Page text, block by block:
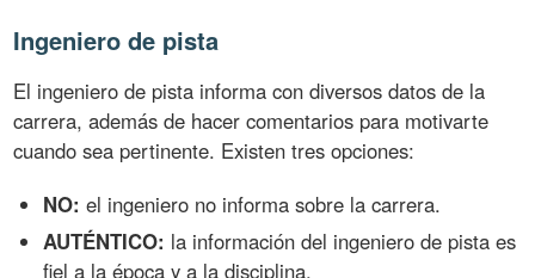
Ingeniero de pista
El ingeniero de pista informa con diversos datos de la
carrera, además de hacer comentarios para motivarte
cuando sea pertinente. Existen tres opciones:
NO: el ingeniero no informa sobre la carrera.
AUTÉNTICO: la información del ingeniero de pista es
fiel a la época y a la disciplina.